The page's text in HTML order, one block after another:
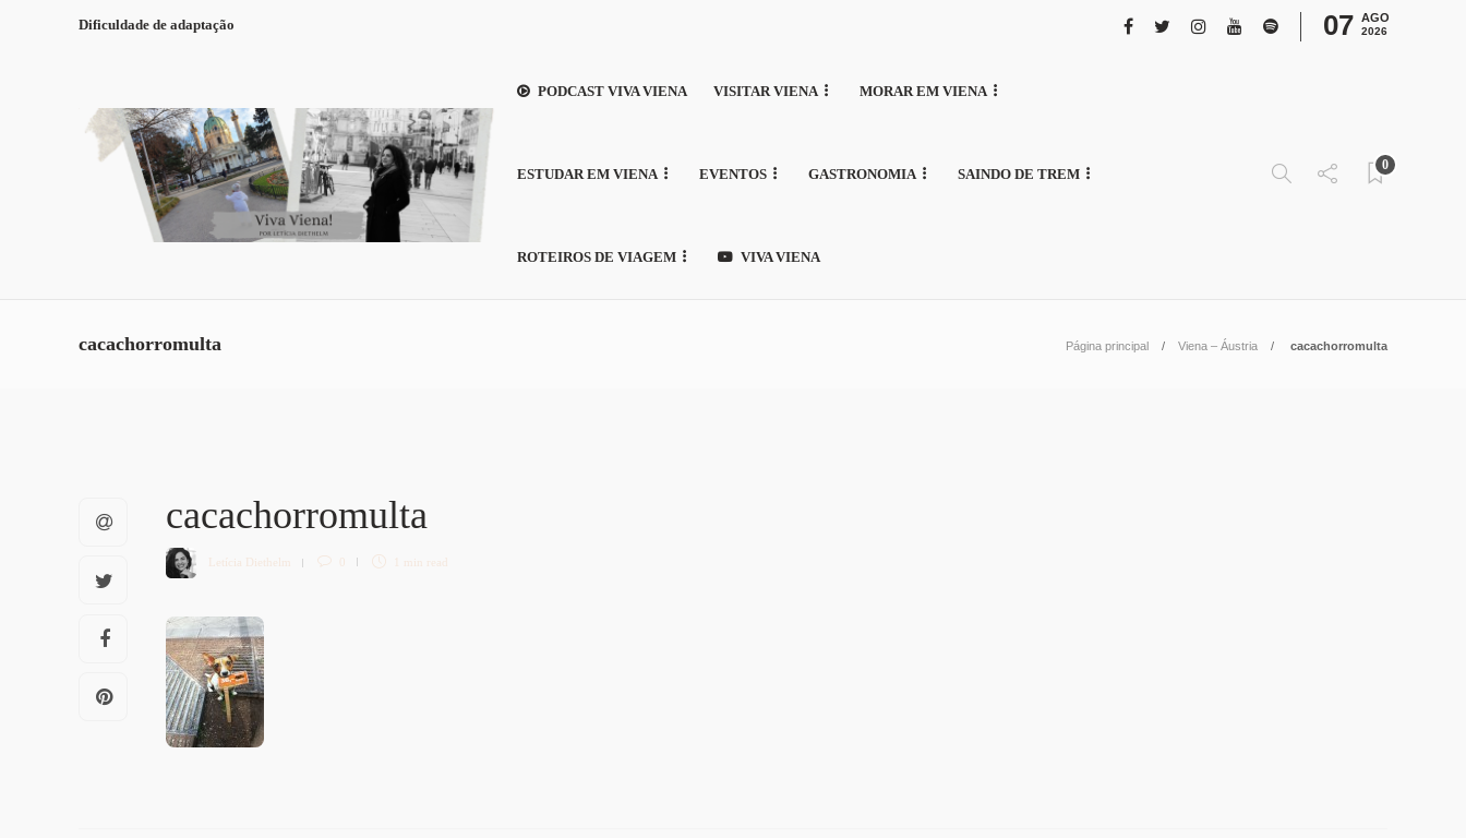
Dificuldade de adaptação 07 AGO
2026
PODCAST VIVA VIENA VISITAR VIENA MORAR EM VIENA
ESTUDAR EM VIENA EVENTOS GASTRONOMIA SAINDO DE TREM
ROTEIROS DE VIAGEM VIVA VIENA
0
cacachorromulta Página principal Viena – Áustria cacachorromulta
cacachorromulta
Letícia Diethelm 0 1 min read